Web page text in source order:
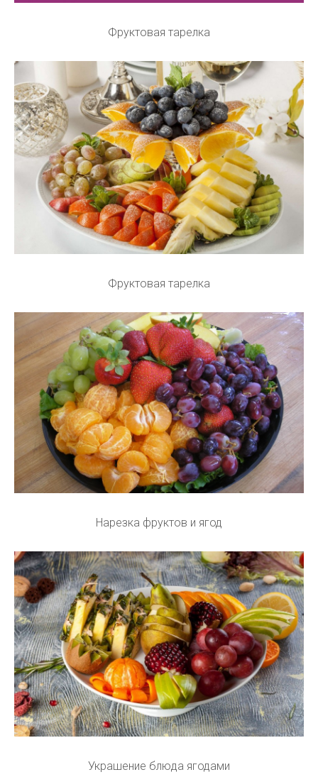
Фруктовая тарелка
Фруктовая тарелка
Нарезка фруктов и ягод
Украшение блюда ягодами